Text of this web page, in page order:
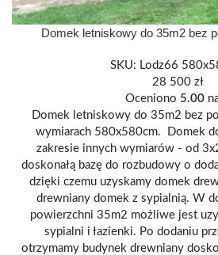
Domek letniskowy do 35m2 bez
SKU: Lodz66
28 500 zł
Oceniono 5.00
Domek letniskowy do 35m2 bez
wymiarach 580x580cm. Domek
zakresie innych wymiarów - od
doskonałą bazę do rozbudowy o
dzięki czemu uzyskamy domek
drewniany domek z sypialnią. W
powierzchni 35m2 możliwe jest
sypialni i łazienki. Po dodaniu
otrzymamy budynek drewniany